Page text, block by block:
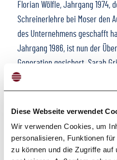
Diese Webseite verwendet
Wir verwenden Cookies, um
personalisieren, Funktionen
zu können und die Zugriffe auf
Florian Wölfle, Jahrgang 1974,
Schreinerlehre bei Moser den
des Unternehmens geschafft
Jahrgang 1986, ist nun der
Generation gesichert. Sarah
2008 im elterlichen
Linie für die Finanzen und das
zeichnete seit 2015 per
Geschäftsführerin ihre
beibehalten.